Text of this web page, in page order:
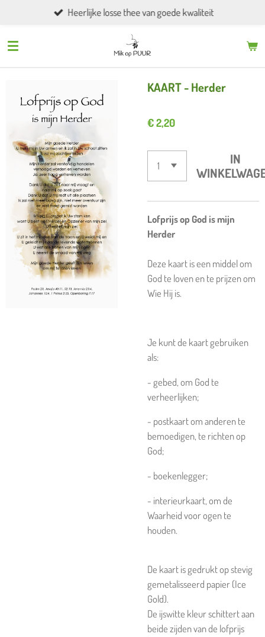
naar
Heerlijke losse thee van goede kwaliteit
KAART - Herder
€ 2,20
IN
Lofprijs op God is mijn
Herder
Deze kaart is een middel om
God te loven en te prijzen om
Wie Hij is.
Je kunt de kaart gebruiken
als:
- gebed, om God te
verheerlijken;
- postkaart om anderen te
bemoedigen, te richten op
God;
- boekenlegger;
- interieurkaart, om de
Waarheid voor ogen te
houden.
De kaart is gedrukt op stevig
gemetalisseerd papier (Ice
Gold).
De ijswitte kleur schittert aan
beide zijden van de lofprijs